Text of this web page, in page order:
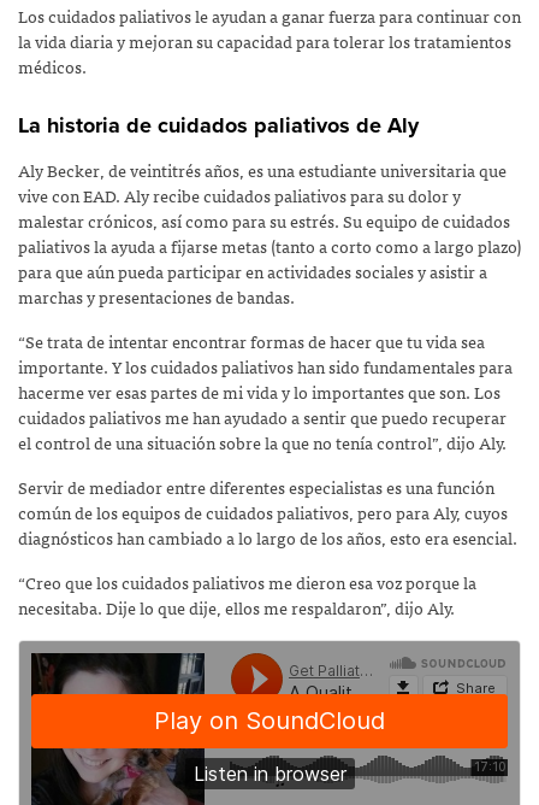
Los cuidados paliativos le ayudan a ganar fuerza para continuar con
la vida diaria y mejoran su capacidad para tolerar los tratamientos
médicos.
La historia de cuidados paliativos de Aly
Aly Becker, de veintitrés años, es una estudiante universitaria que
vive con EAD. Aly recibe cuidados paliativos para su dolor y
malestar crónicos, así como para su estrés. Su equipo de cuidados
paliativos la ayuda a fijarse metas (tanto a corto como a largo plazo)
para que aún pueda participar en actividades sociales y asistir a
marchas y presentaciones de bandas.
“Se trata de intentar encontrar formas de hacer que tu vida sea
importante. Y los cuidados paliativos han sido fundamentales para
hacerme ver esas partes de mi vida y lo importantes que son. Los
cuidados paliativos me han ayudado a sentir que puedo recuperar
el control de una situación sobre la que no tenía control”, dijo Aly.
Servir de mediador entre diferentes especialistas es una función
común de los equipos de cuidados paliativos, pero para Aly, cuyos
diagnósticos han cambiado a lo largo de los años, esto era esencial.
“Creo que los cuidados paliativos me dieron esa voz porque la
necesitaba. Dije lo que dije, ellos me respaldaron”, dijo Aly.